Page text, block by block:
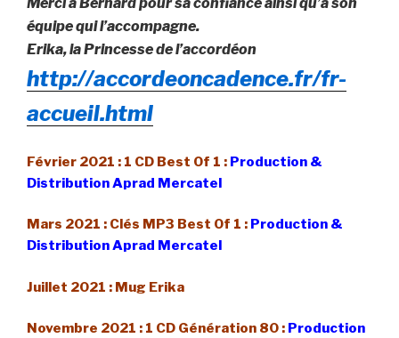
Merci à Bernard pour sa confiance ainsi qu’à son
équipe qui l’accompagne.
Erika, la Princesse de l’accordéon
http://accordeoncadence.fr/fr-
accueil.html
Février 2021 : 1 CD Best Of 1 : Production &
Distribution Aprad Mercatel
Mars 2021 : Clés MP3 Best Of 1 : Production &
Distribution Aprad Mercatel
Juillet 2021 : Mug Erika
Novembre 2021 : 1 CD Génération 80 : Production